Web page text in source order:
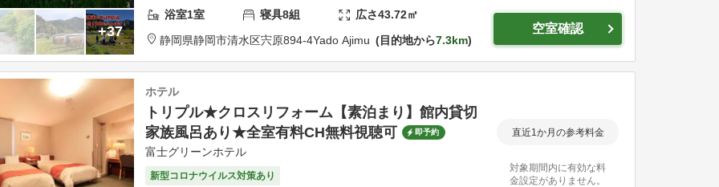
+37
浴室1室 寝具8組 広さ43.72㎡
静岡県静岡市清水区宍原894-4Yado Ajimu 目的地から7.3km
空室確認
ホテル
トリプル★クロスリフォーム【素泊まり】館内貸切
家族風呂あり★全室有料CH無料視聴可
即予約
富士グリーンホテル
新型コロナウイルス対策あり
直近1か月の参考料金
対象期間内に有効な料
金設定がありません。